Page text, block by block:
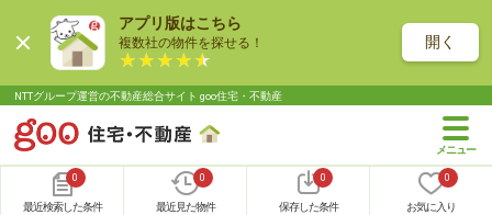
アプリ版はこちら
複数社の物件を探せる！ 開く
NTTグループ運営の不動産総合サイト goo住宅・不動産
0
最近検索した条件
0
最近見た物件
0
保存した条件
0
お気に入り